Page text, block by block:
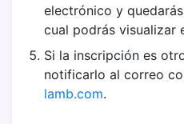
electrónico y
cual podrás visualizar
Si la inscripción es
notificarlo al correo
lamb.com.